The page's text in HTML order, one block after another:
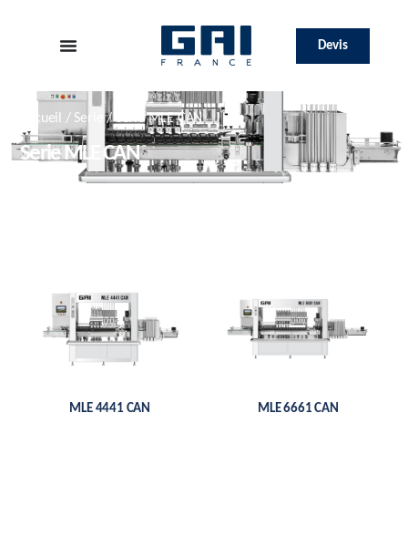
Devis
Accueil / Serie / Serie MLE CAN
Serie MLE CAN
MLE 4441 CAN MLE 6661 CAN